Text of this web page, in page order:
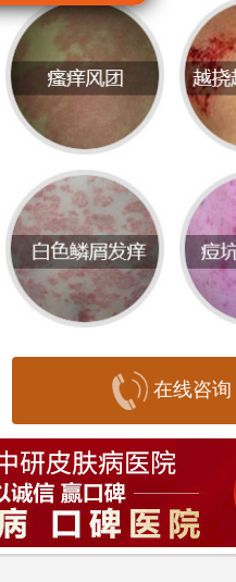
斑点。它们的直
，颜色较浅。雀
尤其是在阳光照
响。如果家人中
的可能性也会相
在线咨询